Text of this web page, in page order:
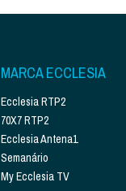
MARCA ECCLESIA
Ecclesia RTP2
70X7 RTP2
Ecclesia Antena1
Semanário
My Ecclesia TV